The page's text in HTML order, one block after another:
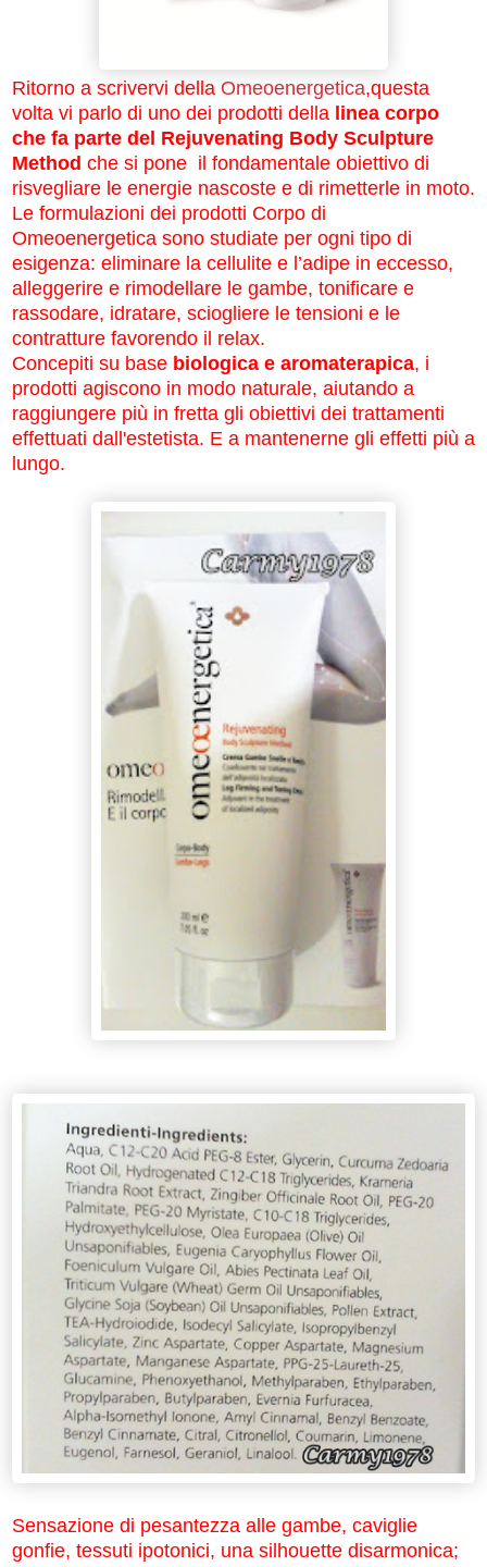
Ritorno a scrivervi della Omeoenergetica,questa
volta vi parlo di uno dei prodotti della linea corpo
che fa parte del Rejuvenating Body Sculpture
Method che si pone  il fondamentale obiettivo di
risvegliare le energie nascoste e di rimetterle in moto.
Le formulazioni dei prodotti Corpo di
Omeoenergetica sono studiate per ogni tipo di
esigenza: eliminare la cellulite e l’adipe in eccesso,
alleggerire e rimodellare le gambe, tonificare e
rassodare, idratare, sciogliere le tensioni e le
contratture favorendo il relax.
Concepiti su base biologica e aromaterapica, i
prodotti agiscono in modo naturale, aiutando a
raggiungere più in fretta gli obiettivi dei trattamenti
effettuati dall'estetista. E a mantenerne gli effetti più a
lungo.
Sensazione di pesantezza alle gambe, caviglie
gonfie, tessuti ipotonici, una silhouette disarmonica;